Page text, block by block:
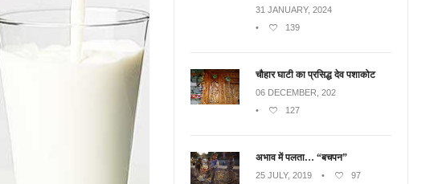
31 JANUARY, 2024
•
139
चौहार घाटी का प्रसिद्ध देव पशाकोट
06 DECEMBER, 202
•
127
अभाव में पलता… “बचपन”
25 JULY, 2019 • 97